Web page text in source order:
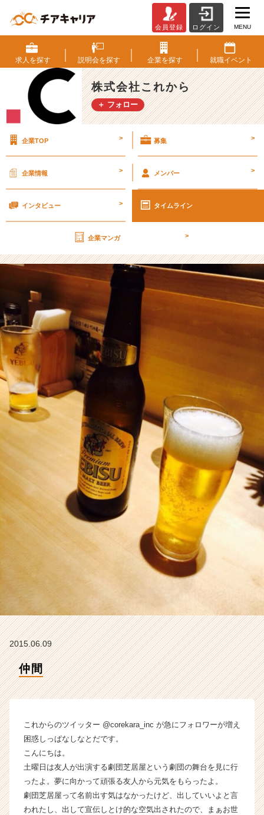
間
【株
式
会
社
こ
の
ム
|
ベ
ン
チ
ー・
成
長
企
業
か
ト
が
届
く
就
活
サ
ト
ア
r
e
r）
会員登録 ログイン MENU
求人を探す 説明会を探す 企業を探す 就職イベント
株式会社これから
＋ フォロー
企業TOP > 募集 >
企業情報 > メンバー >
インタビュー > タイムライン
企業マンガ >
2015.06.09
仲間
これからのツイッター @corekara_inc が急にフォロワーが増え
困惑しっぱなしなとだです。
こんにちは。
土曜日は友人が出演する劇団芝居屋という劇団の舞台を見に行
ったよ。夢に向かって頑張る友人から元気をもらったよ。
劇団芝居屋って名前出す気はなかったけど、出していいよと言
われたし、出して宣伝しとけ的な空気出されたので、まぁお世